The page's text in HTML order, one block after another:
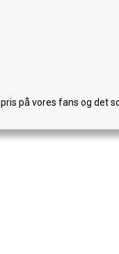
på vores fans og det